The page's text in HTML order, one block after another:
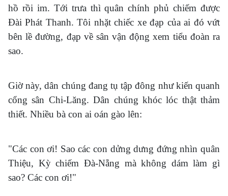
hồ rồi im. Tới trưa thì quân chính phủ chiếm được
Đài Phát Thanh. Tôi nhặt chiếc xe đạp của ai đó vứt
bên lề đường, đạp về sân vận động xem tiểu đoàn ra
sao.
Giờ này, dân chúng đang tụ tập đông như kiến quanh
cổng sân Chi-Lăng. Dân chúng khóc lóc thật thảm
thiết. Nhiều bà con ai oán gào lên:
"Các con ơi! Sao các con dửng dưng đứng nhìn quân
Thiệu, Kỳ chiếm Đà-Nẵng mà không dám làm gì
sao? Các con ơi!"